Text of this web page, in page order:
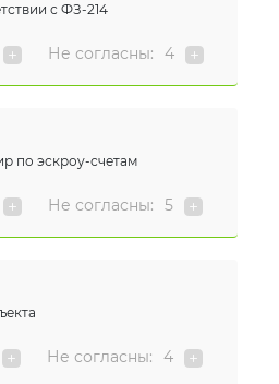
с ФЗ-214
Не согласны: 4
по эскроу-счетам
Не согласны: 5
Не согласны: 4